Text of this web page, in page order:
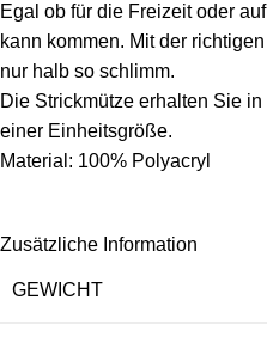
Egal ob für die Freizeit oder
kann kommen. Mit der
nur halb so schlimm.
Die Strickmütze erhalten Sie
einer Einheitsgröße.
Material: 100% Polyacryl
Zusätzliche Information
GEWICHT